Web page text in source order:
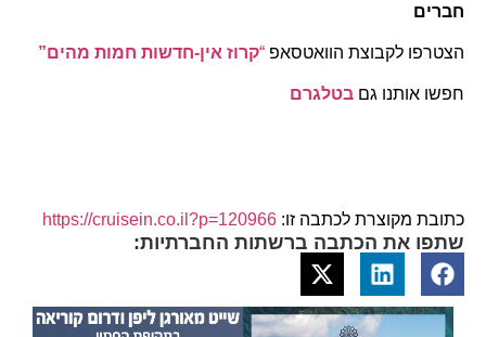
חברים
הצטרפו לקבוצת הוואטסאפ“קרוז אין-חדשות חמות מהים”
חפשו אותנו גםבטלגרם
כתובת מקוצרת לכתבה זו: https://cruisein.co.il?p=120966
שתפו את הכתבה ברשתות החברתיות: